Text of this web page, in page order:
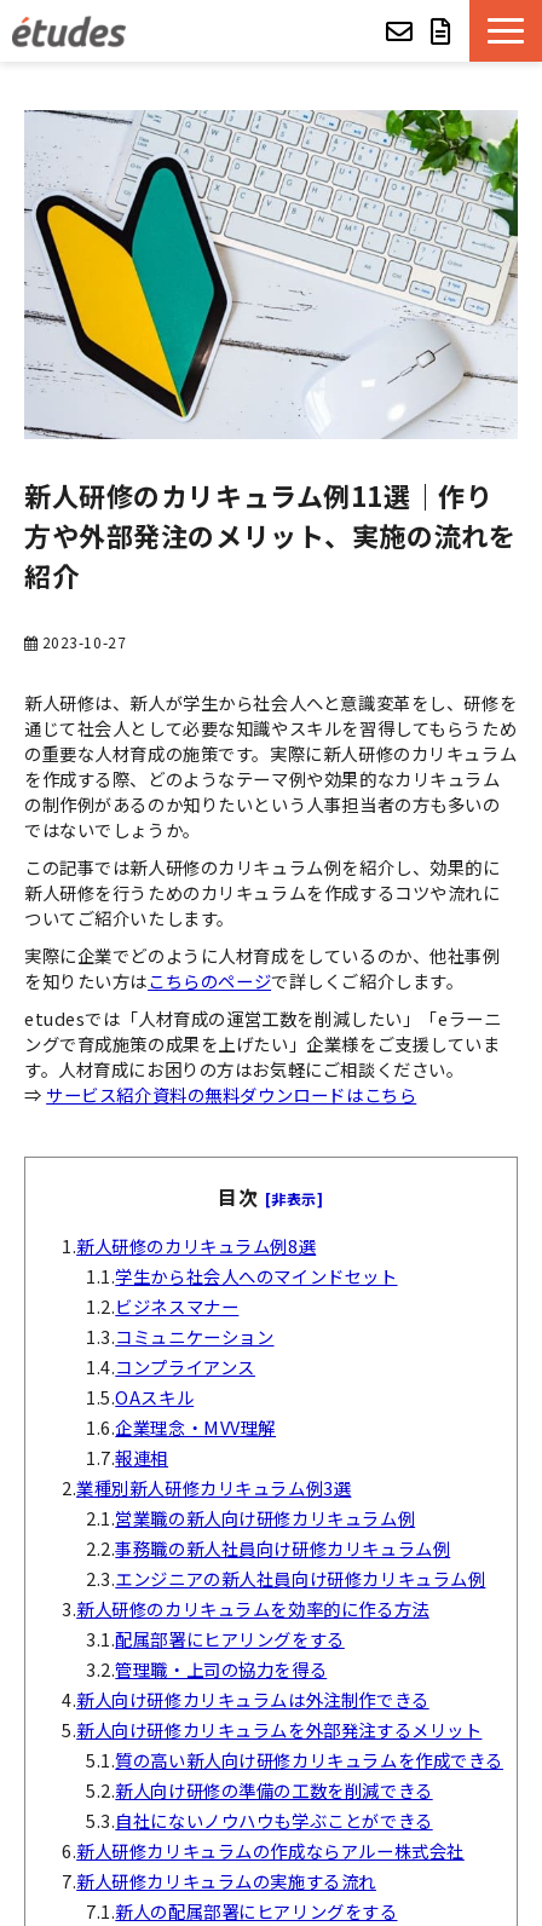
LMSの機能・特長
導入事例
eラーニング教材一覧
etudes Basket
alue e-craft
etudes Classroom
お役立ち資料一覧
新人研修のカリキュラム例11選｜作り
方や外部発注のメリット、実施の流れを
紹介
2023-10-27
新人研修は、新人が学生から社会人へと意識変革をし、研修を
通じて社会人として必要な知識やスキルを習得してもらうため
の重要な人材育成の施策です。実際に新人研修のカリキュラム
を作成する際、どのようなテーマ例や効果的なカリキュラム
の制作例があるのか知りたいという人事担当者の方も多いの
ではないでしょうか。
この記事では新人研修のカリキュラム例を紹介し、効果的に
新人研修を行うためのカリキュラムを作成するコツや流れに
ついてご紹介いたします。
実際に企業でどのように人材育成をしているのか、他社事例
を知りたい方はこちらのページで詳しくご紹介します。
etudesでは「人材育成の運営工数を削減したい」「eラーニ
ングで育成施策の成果を上げたい」企業様をご支援していま
す。人材育成にお困りの方はお気軽にご相談ください。
⇒ サービス紹介資料の無料ダウンロードはこちら
目次 [非表示]
1.新人研修のカリキュラム例8選
1.1.学生から社会人へのマインドセット
1.2.ビジネスマナー
1.3.コミュニケーション
1.4.コンプライアンス
1.5.OAスキル
1.6.企業理念・MVV理解
1.7.報連相
2.業種別新人研修カリキュラム例3選
2.1.営業職の新人向け研修カリキュラム例
2.2.事務職の新人社員向け研修カリキュラム例
2.3.エンジニアの新人社員向け研修カリキュラム例
3.新人研修のカリキュラムを効率的に作る方法
3.1.配属部署にヒアリングをする
3.2.管理職・上司の協力を得る
4.新人向け研修カリキュラムは外注制作できる
5.新人向け研修カリキュラムを外部発注するメリット
5.1.質の高い新人向け研修カリキュラムを作成できる
5.2.新人向け研修の準備の工数を削減できる
5.3.自社にないノウハウも学ぶことができる
6.新人研修カリキュラムの作成ならアルー株式会社
7.新人研修カリキュラムの実施する流れ
7.1.新人の配属部署にヒアリングをする